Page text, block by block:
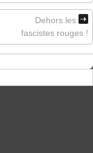
Dehors les
fascistes rouges !